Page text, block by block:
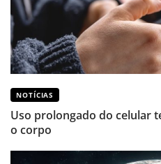
NOTÍCIAS
Uso prolongado do celular
o corpo